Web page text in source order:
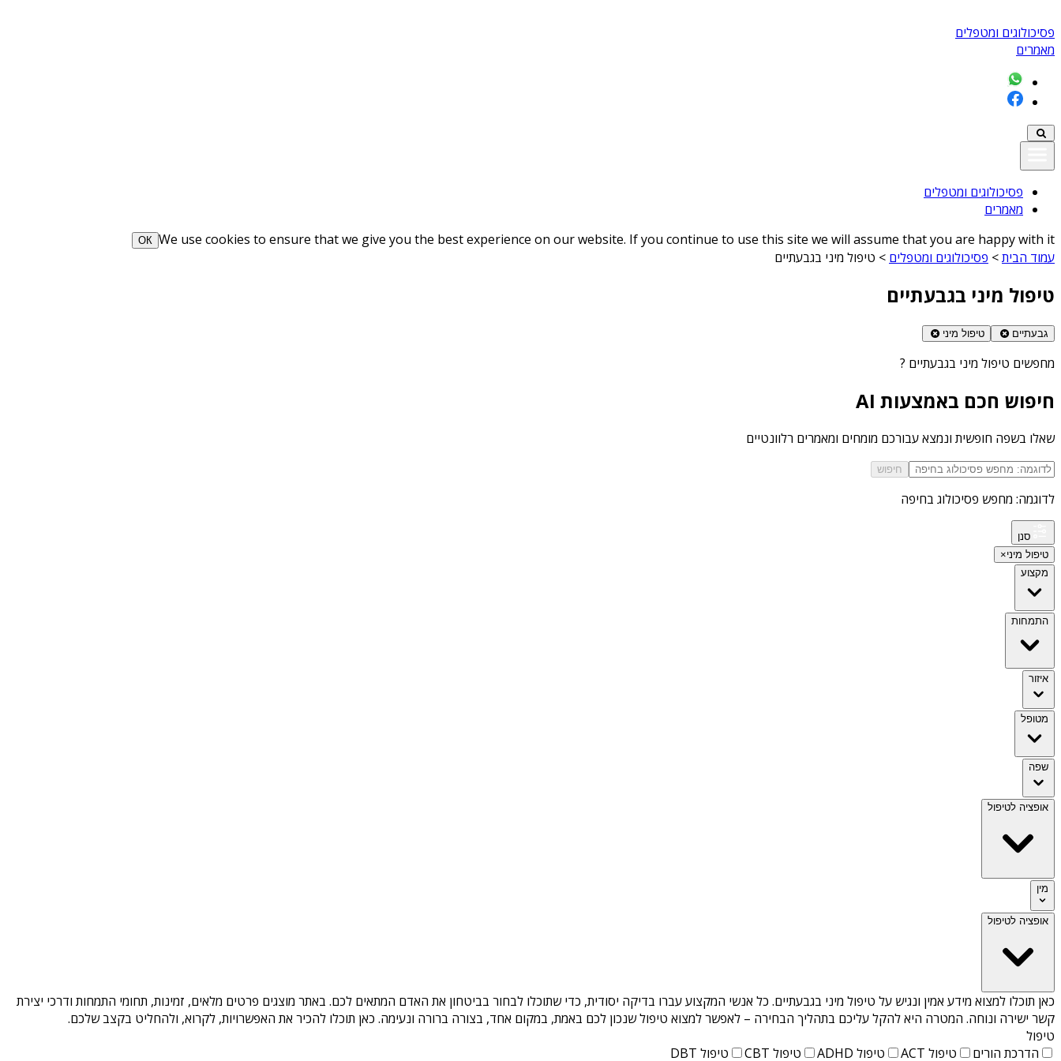
פסיכולוגים ומטפלים
מאמרים
פסיכולוגים ומטפלים
מאמרים
We use cookies to ensure that we give you the best experience on our website. If you continue to use this site we will assume that you are happy with it
ОК
עמוד הבית> פסיכולוגים ומטפלים > טיפול מיני בגבעתיים
טיפול מיני בגבעתיים
גבעתיים טיפול מיני
מחפשים טיפול מיני בגבעתיים ?
חיפוש חכם באמצעות AI
שאלו בשפה חופשית ונמצא עבורכם מומחים ומאמרים רלוונטיים
חיפוש
לדוגמה: מחפש פסיכולוג בחיפה
סנן
טיפול מיני×
מקצוע
התמחות
איזור
מטופל
שפה
אופציה לטיפול
מין
אופציה לטיפול
כאן תוכלו למצוא מידע אמין ונגיש על טיפול מיני בגבעתיים. כל אנשי המקצוע עברו בדיקה יסודית, כדי שתוכלו לבחור בביטחון את האדם המתאים לכם. באתר מוצגים פרטים מלאים, זמינות, תחומי התמחות ודרכי יצירת
קשר ישירה ונוחה. המטרה היא להקל עליכם בתהליך הבחירה – לאפשר למצוא טיפול שנכון לכם באמת, במקום אחד, בצורה ברורה ונעימה. כאן תוכלו להכיר את האפשרויות, לקרוא, ולהחליט בקצב שלכם.
טיפול
הדרכת הורים
טיפול ACT טיפול ADHD טיפול CBT טיפול DBT